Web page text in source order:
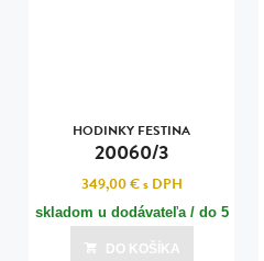
HODINKY FESTINA
20060/3
349,00 €s DPH
skladom u dodávateľa / do 5
dní
DO KOŠÍKA